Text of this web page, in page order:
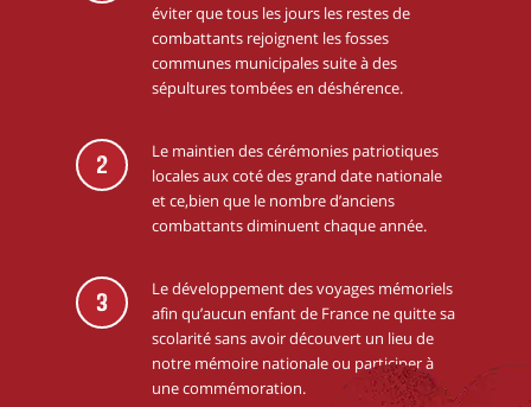
éviter que tous les jours les restes de
combattants rejoignent les fosses
communes municipales suite à des
sépultures tombées en déshérence.
2
Le maintien des cérémonies patriotiques
locales aux coté des grand date nationale
et ce,bien que le nombre d’anciens
combattants diminuent chaque année.
3
Le développement des voyages mémoriels
afin qu’aucun enfant de France ne quitte sa
scolarité sans avoir découvert un lieu de
notre mémoire nationale ou participer à
une commémoration.